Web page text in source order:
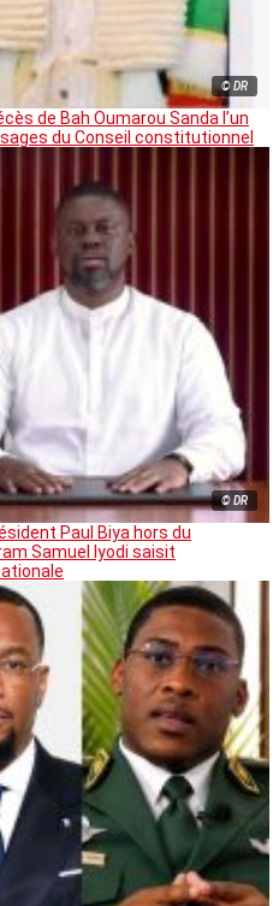
© DR
de Bah Oumarou Sanda l’un
du Conseil constitutionnel
© DR
Paul Biya hors du
Samuel Iyodi saisit